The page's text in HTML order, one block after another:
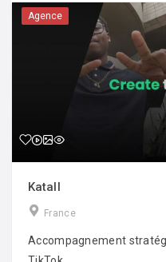
Agence
Katall
France
Accompagnement